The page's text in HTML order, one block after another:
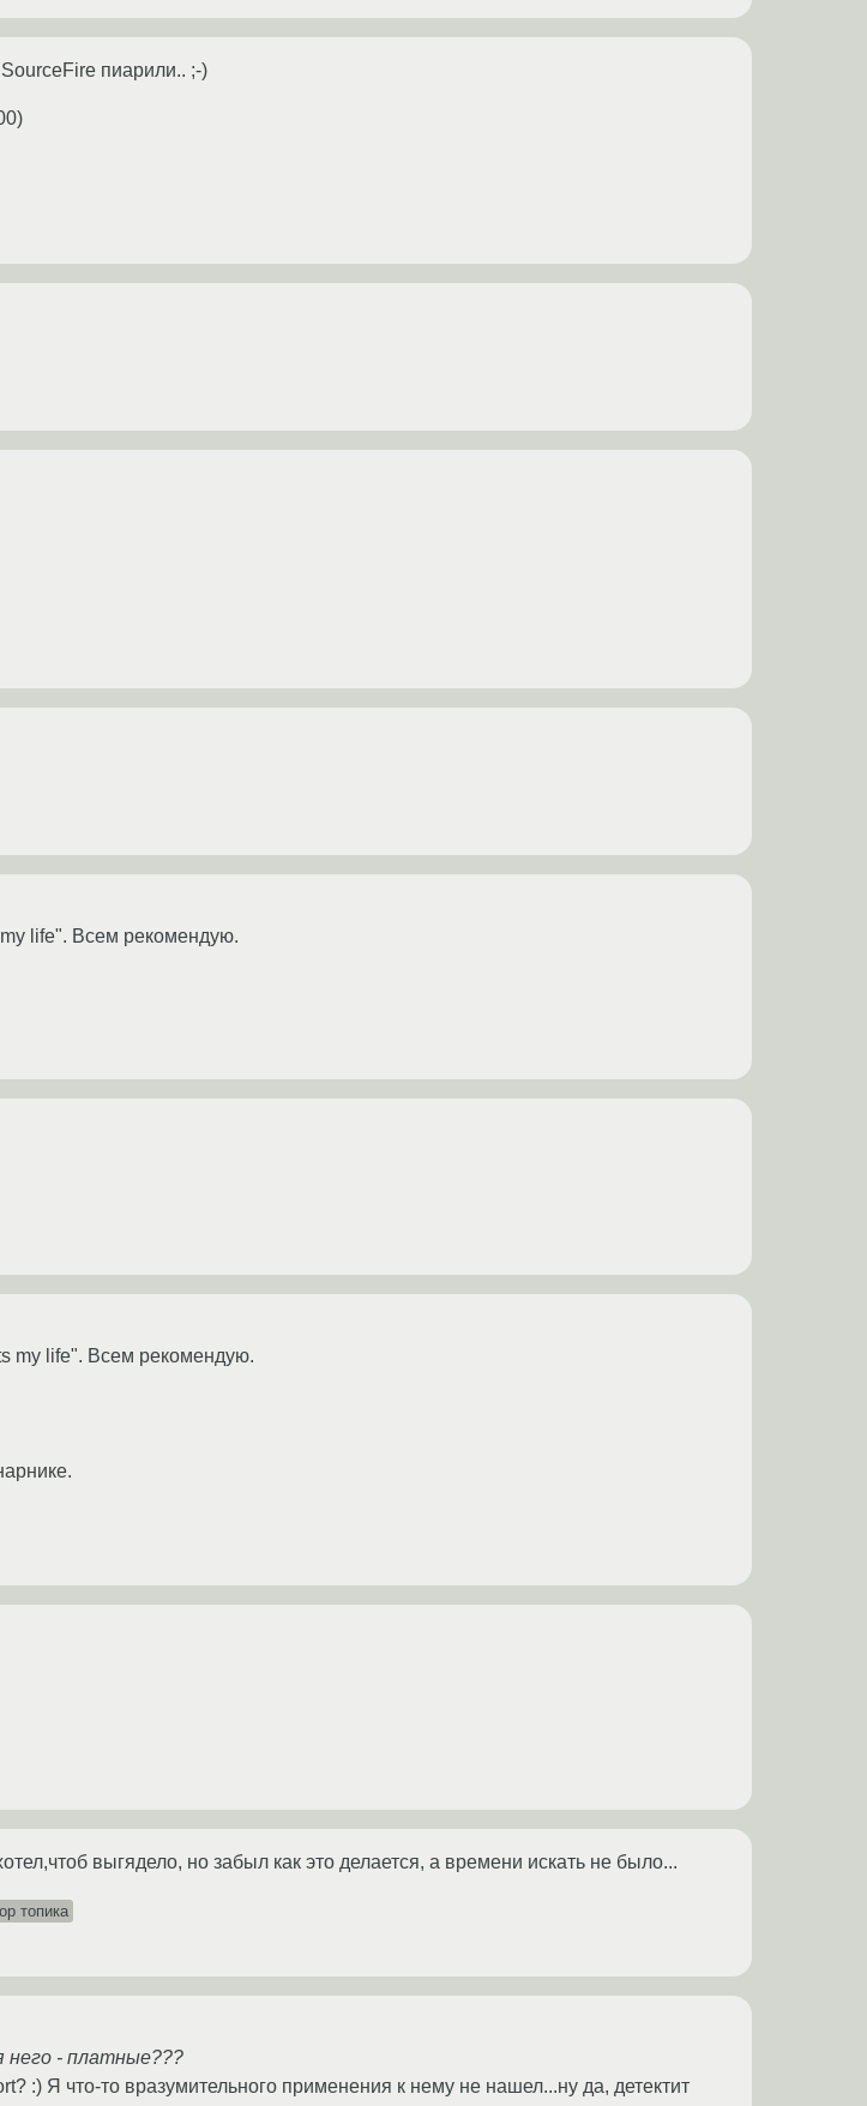
пиарили.. ;-)
)
life". Всем рекомендую.
my life". Всем рекомендую.
выгядело, но забыл как это делается, а времени искать не было...
топика
него - платные???
:) Я что-то вразумительного применения к нему не нашел...ну да, детектит